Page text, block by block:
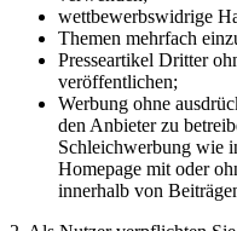
wettbewerbswidrige
Themen mehrfach
Presseartikel Dritter
veröffentlichen;
Werbung ohne
den Anbieter zu
Schleichwerbung wie
Homepage mit oder
innerhalb von